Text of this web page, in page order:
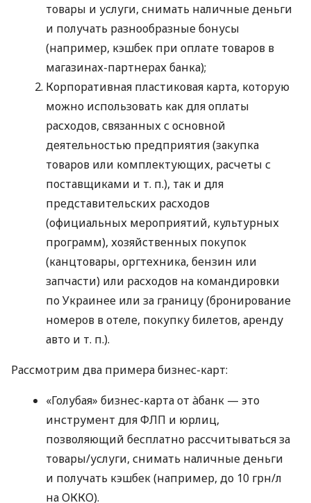
товары и услуги, снимать наличные деньги
и получать разнообразные бонусы
(например, кэшбек при оплате товаров в
магазинах-партнерах банка);
Корпоративная пластиковая карта, которую
можно использовать как для оплаты
расходов, связанных с основной
деятельностью предприятия (закупка
товаров или комплектующих, расчеты с
поставщиками и т. п.), так и для
представительских расходов
(официальных мероприятий, культурных
программ), хозяйственных покупок
(канцтовары, оргтехника, бензин или
запчасти) или расходов на командировки
по Украинее или за границу (бронирование
номеров в отеле, покупку билетов, аренду
авто и т. п.).
Рассмотрим два примера бизнес-карт:
«Голубая» бизнес-карта от àбанк — это
инструмент для ФЛП и юрлиц,
позволяющий бесплатно рассчитываться за
товары/услуги, снимать наличные деньги
и получать кэшбек (например, до 10 грн/л
на ОККО).